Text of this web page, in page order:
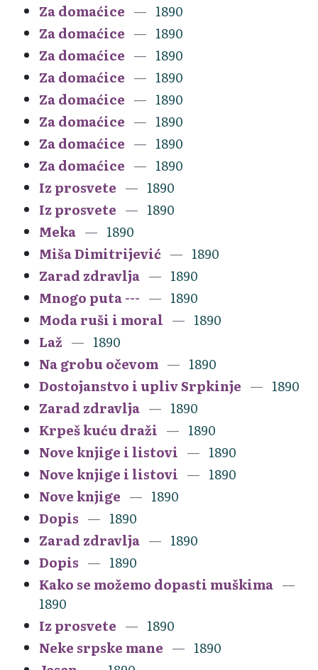
Za domaćice
1890
Za domaćice
1890
Za domaćice
1890
Za domaćice
1890
Za domaćice
1890
Za domaćice
1890
Za domaćice
1890
Za domaćice
1890
Iz prosvete
1890
Iz prosvete
1890
Meka
1890
Miša Dimitrijević
1890
Zarad zdravlja
1890
Mnogo puta ---
1890
Moda ruši i moral
1890
Laž
1890
Na grobu očevom
1890
Dostojanstvo i upliv Srpkinje
1890
Zarad zdravlja
1890
Krpeš kuću draži
1890
Nove knjige i listovi
1890
Nove knjige i listovi
1890
Nove knjige
1890
Dopis
1890
Zarad zdravlja
1890
Dopis
1890
Kako se možemo dopasti muškima
1890
Iz prosvete
1890
Neke srpske mane
1890